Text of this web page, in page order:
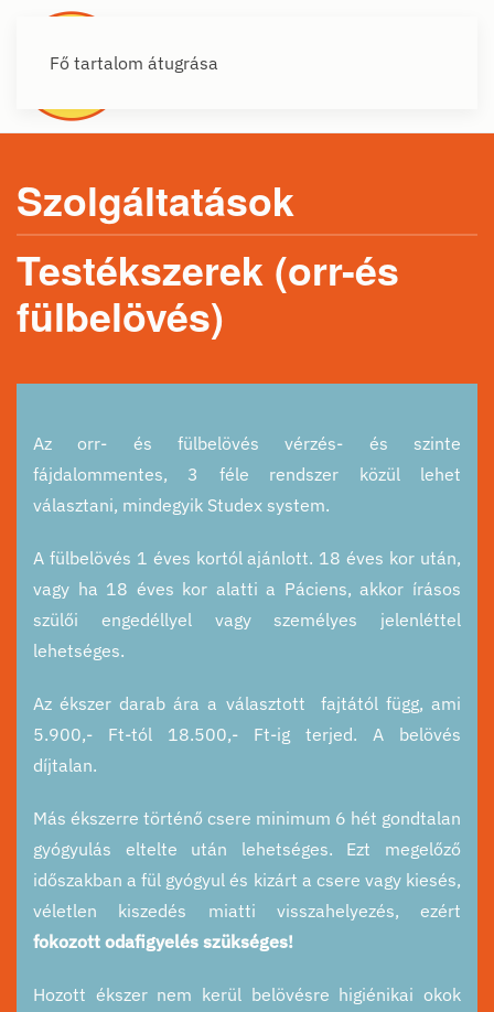
Fő tartalom átugrása
Szolgáltatások
Testékszerek (orr-és
fülbelövés)
Az orr- és fülbelövés vérzés- és szinte
fájdalommentes, 3 féle rendszer közül lehet
választani, mindegyik Studex system.
A fülbelövés 1 éves kortól ajánlott. 18 éves kor után,
vagy ha 18 éves kor alatti a Páciens, akkor írásos
szülői engedéllyel vagy személyes jelenléttel
lehetséges.
Az ékszer darab ára a választott fajtától függ, ami
5.900,- Ft-tól 18.500,- Ft-ig terjed. A belövés
díjtalan.
Más ékszerre történő csere minimum 6 hét gondtalan
gyógyulás eltelte után lehetséges. Ezt megelőző
időszakban a fül gyógyul és kizárt a csere vagy kiesés,
véletlen kiszedés miatti visszahelyezés, ezért
fokozott odafigyelés szükséges!
Hozott ékszer nem kerül belövésre higiénikai okok